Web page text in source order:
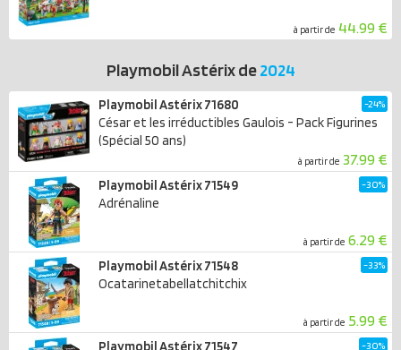
à partir de 44.99 €
Playmobil Astérix de2024
Playmobil Astérix 71680
César et les irréductibles Gaulois - Pack Figurines
(Spécial 50 ans)
à partir de 37.99 €
-24%
Playmobil Astérix 71549
Adrénaline
à partir de 6.29 €
-30%
Playmobil Astérix 71548
Ocatarinetabellatchitchix
à partir de 5.99 €
-33%
Playmobil Astérix 71547
-30%